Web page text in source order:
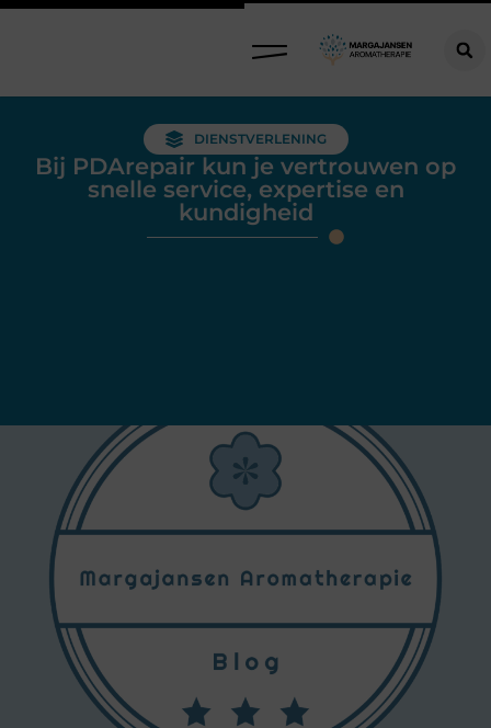
DIENSTVERLENING
Bij PDArepair kun je vertrouwen op
snelle service, expertise en
kundigheid